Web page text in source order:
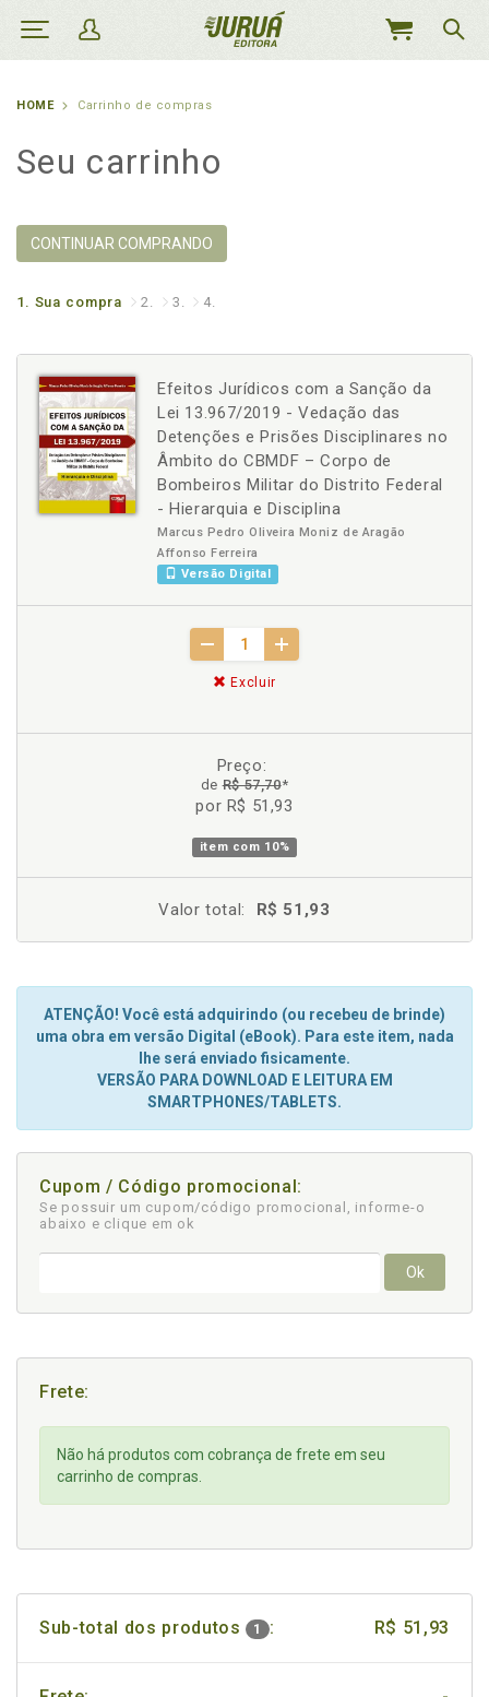
MEU
HOME Carrinho de compras
Seu carrinho
CONTINUAR COMPRANDO
1. Sua compra 2. 3. 4.
Efeitos Jurídicos com a Sanção da
Lei 13.967/2019 - Vedação das
Detenções e Prisões Disciplinares no
Âmbito do CBMDF – Corpo de
Bombeiros Militar do Distrito Federal
- Hierarquia e Disciplina
Marcus Pedro Oliveira Moniz de Aragão
Affonso Ferreira
Versão Digital
Excluir
Preço:
deR$ 57,70*
por R$ 51,93
item com 10%
Valor total: R$ 51,93
ATENÇÃO! Você está adquirindo (ou recebeu de brinde)
uma obra em versão Digital (eBook). Para este item, nada
lhe será enviado fisicamente.
VERSÃO PARA DOWNLOAD E LEITURA EM
SMARTPHONES/TABLETS.
Cupom / Código promocional:
Se possuir um cupom/código promocional, informe-o
abaixo e clique em ok
Ok
Frete:
Não há produtos com cobrança de frete em seu
carrinho de compras.
Sub-total dos produtos 1 : R$ 51,93